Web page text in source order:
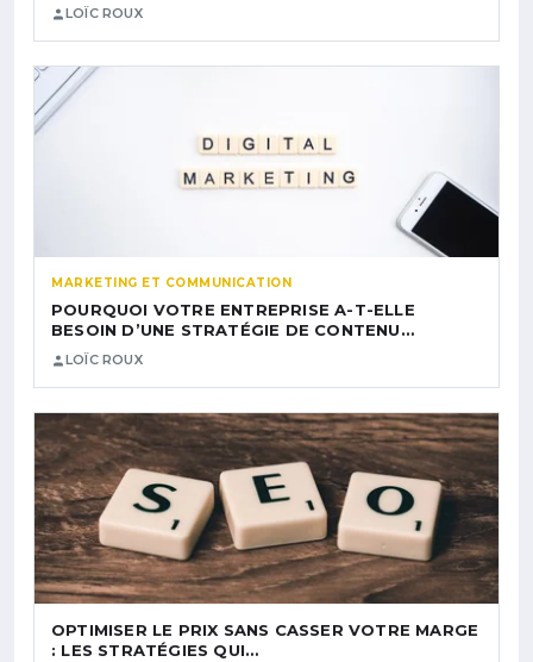
LOÏC ROUX
MARKETING ET COMMUNICATION
POURQUOI VOTRE ENTREPRISE A-T-ELLE
BESOIN D’UNE STRATÉGIE DE CONTENU…
LOÏC ROUX
OPTIMISER LE PRIX SANS CASSER VOTRE MARGE
: LES STRATÉGIES QUI…